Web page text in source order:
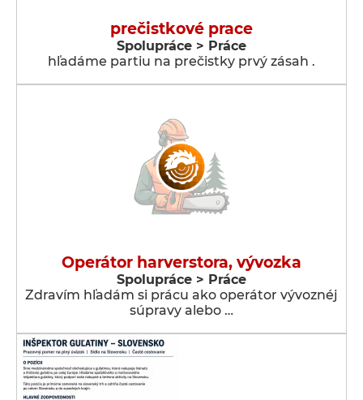
prečistkové prace
Spolupráce > Práce
hľadáme partiu na prečistky prvý zásah .
Operátor harverstora, vývozka
Spolupráce > Práce
Zdravím hľadám si prácu ako operátor vývoznéj
súpravy alebo …